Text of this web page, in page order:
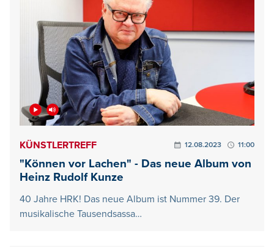
KÜNSTLERTREFF 12.08.2023 11:00
"Können vor Lachen" - Das neue Album von
Heinz Rudolf Kunze
40 Jahre HRK! Das neue Album ist Nummer 39. Der
musikalische Tausendsassa…